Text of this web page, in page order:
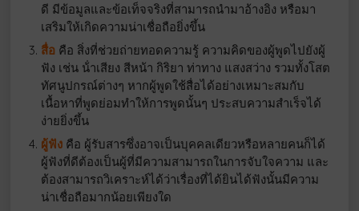
ดี มีข้อมูลและข้อเท็จจริงที่สามารถนํามาอ้างอิง หรือมา
เสริมให้เกิดความน่าเชื่อถือยิ่งขึ้น
สื่อ คือ สิ่งที่ช่วยถ่ายทอดความรู้ ความคิดของผู้พูดไปยังผู้
ฟัง เช่น น้ําเสียง สีหน้า กิริยา ท่าทาง แสงสว่าง รวมทั้งโสต
ทัศนูปกรณ์ต่างๆ หากผู้พูดใช้สื่อได้อย่างเหมาะสมกับ
เนื้อหาที่พูดย่อมทําให้การพูดนั้นๆ ประสบความสําเร็จได้
ง่ายยิ่งขึ้น
ผู้ฟัง คือ ผู้รับสารซึ่งอาจเป็นบุคคลเดียวหรือหลายคนก็ได้
ผู้ฟังที่ดีต้องเป็นผู้ที่มีความสามารถในการจับใจความ และ
ต้องสามารถวิเคราะห์ได้ว่าเรื่องที่ได้ยินได้ฟังนั้นมีความ
น่าเชื่อถือมากน้อยเพียงใด